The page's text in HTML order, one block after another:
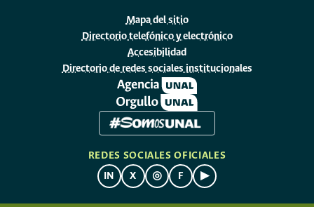
Mapa del sitio
Directorio telefónico y electrónico
Accesibilidad
Directorio de redes sociales institucionales
REDES SOCIALES OFICIALES
IN
X ◎ F ▶